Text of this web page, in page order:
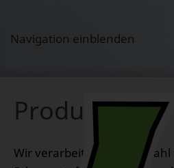
Navigation einblenden
Produkte
Wir verarbeiten eine